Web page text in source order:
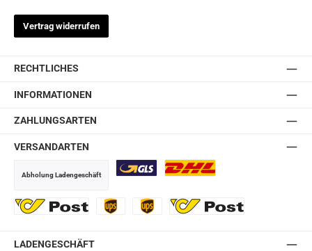
Vertrag widerrufen
RECHTLICHES
INFORMATIONEN
ZAHLUNGSARTEN
VERSANDARTEN
Abholung Ladengeschäft
LADENGESCHÄFT